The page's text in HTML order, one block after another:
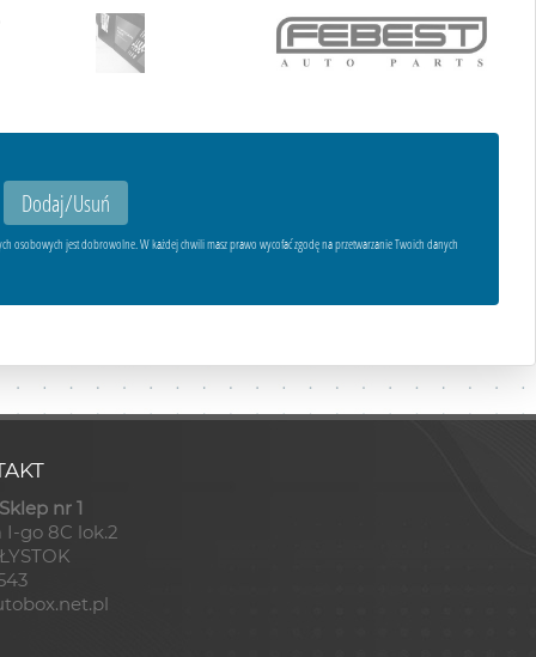
jest dobrowolne. W każdej chwili masz prawo wycofać zgodę na przetwarzanie Twoich danych
nr 1
I-go 8C lok.2